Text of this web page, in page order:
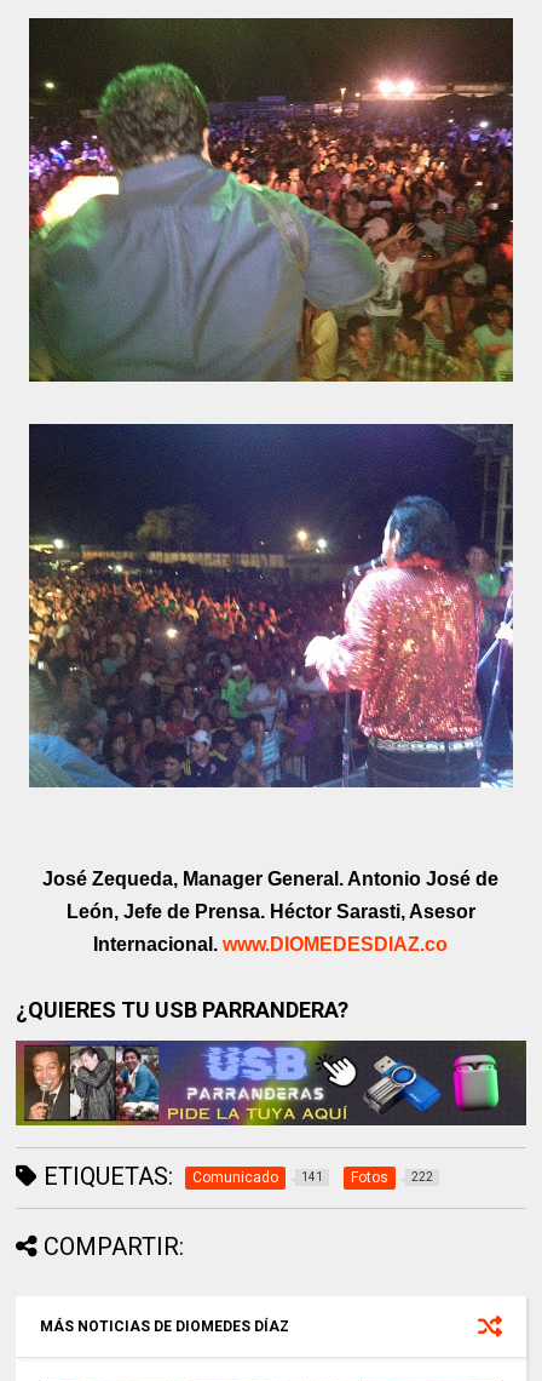
José Zequeda, Manager General. Antonio José de
León, Jefe de Prensa. Héctor Sarasti, Asesor
Internacional.www.DIOMEDESDIAZ.co
¿QUIERES TU USB PARRANDERA?
ETIQUETAS: Comunicado 141 Fotos 222
COMPARTIR:
MÁS NOTICIAS DE DIOMEDES DÍAZ